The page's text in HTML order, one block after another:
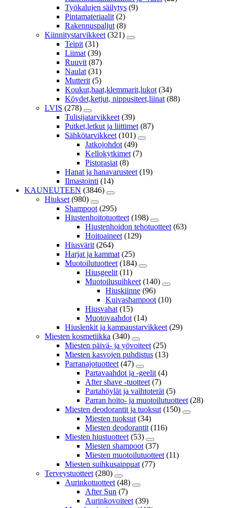
Työkalujen säilytys (9)
Pintamateriaalit (2)
Rakennuspaljut (8)
Kiinnitystarvikkeet (321)
Teipit (31)
Liimat (39)
Ruuvit (87)
Naulat (31)
Mutterit (5)
Koukut,haat,klemmarit,lukot (34)
Köydet,ketjut, nippusiteet,liinat (88)
LVIS (278)
Tulisijatarvikkeet (39)
Putket,letkut ja liittimet (87)
Sähkötarvikkeet (101)
Jatkojohdot (49)
Kellokytkimet (7)
Pistorasiat (8)
Hanat ja hanavarusteet (19)
Ilmastointi (14)
KAUNEUTEEN (3846)
Hiukset (980)
Shampoot (295)
Hiustenhoitotuotteet (198)
Hiustenhoidon tehotuotteet (63)
Hoitoaineet (129)
Hiusvärit (264)
Harjat ja kammat (25)
Muotoilutuotteet (184)
Hiusgeelit (11)
Muotoilusuihkeet (140)
Hiuskiinne (96)
Kuivashampoot (10)
Hiusvahat (15)
Muotovaahdot (14)
Hiuslenkit ja kampaustarvikkeet (29)
Miesten kosmetiikka (340)
Miesten päivä- ja yövoiteet (25)
Miesten kasvojen puhdistus (13)
Parranajotuotteet (47)
Partavaahdot ja -geelit (4)
After shave -tuotteet (7)
Partahöylät ja vaihtoterät (5)
Parran hoito- ja muotoilutuotteet (28)
Miesten deodorantit ja tuoksut (150)
Miesten tuoksut (34)
Miesten deodorantit (116)
Miesten hiustuotteet (53)
Miesten shampoot (37)
Miesten muotoilutuotteet (11)
Miesten suihkusaippuat (77)
Terveystuotteet (280)
Aurinkotuotteet (48)
After Sun (7)
Aurinkovoiteet (39)